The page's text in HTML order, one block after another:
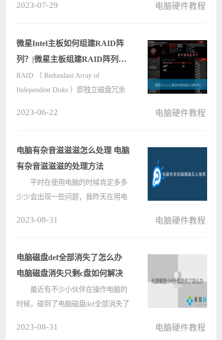
大家详细的介绍$recycle.bin文件
夹????
2023-07-29 电脑硬件教程
微星Intel主板如何组建RAID阵
列？|微星主板组建RAID阵列的
方法
RAID （ Redundant Array of
Independent Disks ）即独立磁盘冗余
盘更好的存储性能和更高的可????
2023-06-22 电脑硬件教程
电脑有杂音滋滋滋怎么处理 电脑
有杂音滋滋滋的处理方法
平时在使用电脑的时候肯定多多
少少会出现一些问题，我昨天在用电
成的杂音是有不同的解决方法，本文
小????
2023-08-31 电脑硬件教程
电脑磁盘def全部消失了怎么办
电脑磁盘消失只剩c盘如何解决
最近有不少小伙伴在操作电脑的
时候，碰到了电脑磁盘def全部消失了
2023-08-31 电脑硬件教程